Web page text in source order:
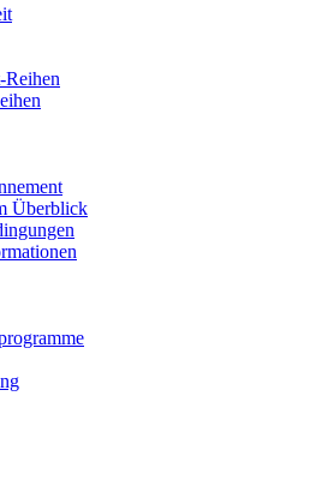
Reihen
Überblick